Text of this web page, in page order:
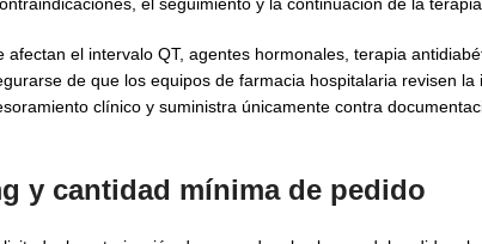
el intervalo QT, agentes hormonales, terapia
de que los equipos de farmacia hospitalaria revisen la
clínico y suministra únicamente contra
y cantidad mínima de pedido